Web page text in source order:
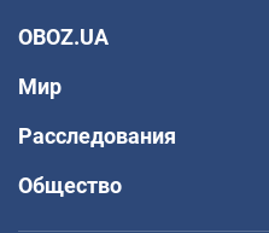
OBOZ.UA
Мир
Расследования
Общество